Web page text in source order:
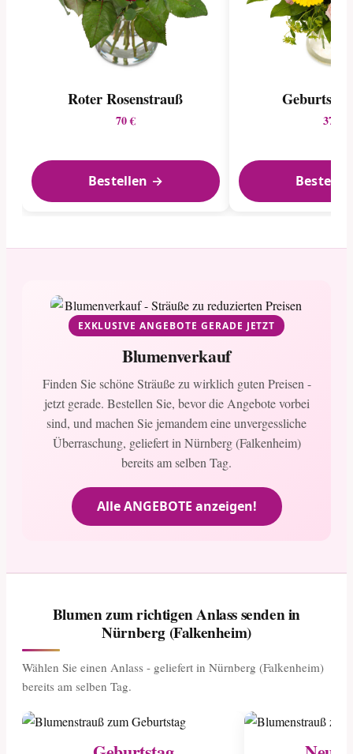
Roter Rosenstrauß
70 €
Bestellen →
37 €
EXKLUSIVE ANGEBOTE GERADE JETZT
Blumenverkauf
Finden Sie schöne Sträuße zu wirklich guten Preisen -
jetzt gerade. Bestellen Sie, bevor die Angebote vorbei
sind, und machen Sie jemandem eine unvergessliche
Überraschung, geliefert in Nürnberg (Falkenheim)
bereits am selben Tag.
Alle ANGEBOTE anzeigen!
Blumen zum richtigen Anlass senden in
Nürnberg (Falkenheim)
Wählen Sie einen Anlass - geliefert in Nürnberg (Falkenheim)
bereits am selben Tag.